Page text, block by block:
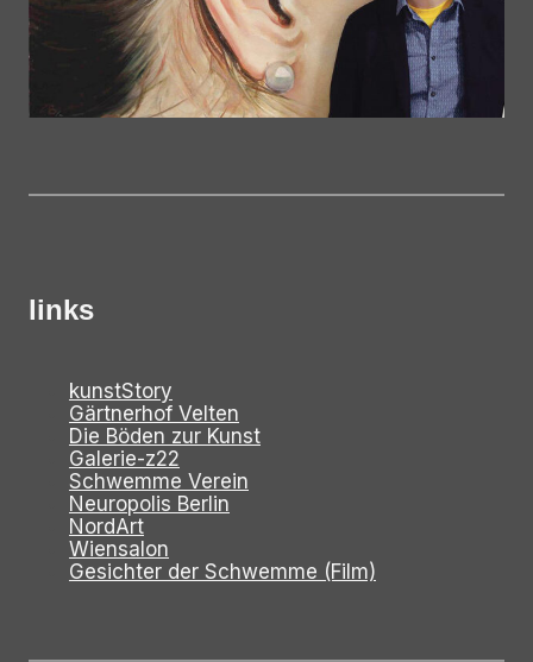
links
kunstStory
Gärtnerhof Velten
Die Böden zur Kunst
Galerie-z22
Schwemme Verein
Neuropolis Berlin
NordArt
Wiensalon
Gesichter der Schwemme (Film)